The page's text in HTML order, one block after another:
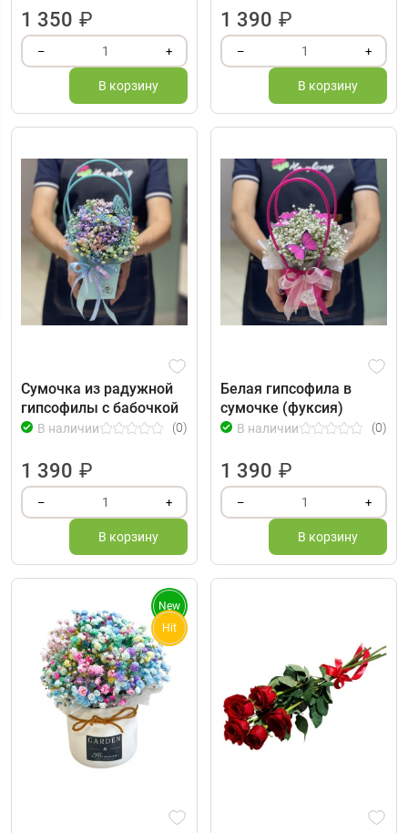
1 350 ₽
– 1 +
В корзину
1 390 ₽
– 1 +
В корзину
Сумочка из радужной
гипсофилы с бабочкой
В наличии (0)
1 390 ₽
– 1 +
В корзину
Белая гипсофила в
сумочке (фуксия)
В наличии (0)
1 390 ₽
– 1 +
В корзину
New
Hit